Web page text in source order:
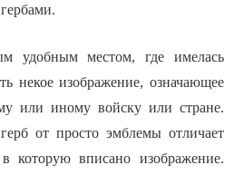
удобным местом, где имелась
некое изображение, означающее
или иному войску или стране.
от просто эмблемы отличает
которую вписано изображение.